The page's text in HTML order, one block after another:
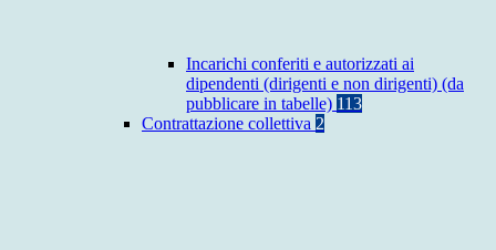
Incarichi conferiti e autorizzati ai
dipendenti (dirigenti e non dirigenti) (da
pubblicare in tabelle) 113
Contrattazione collettiva 2